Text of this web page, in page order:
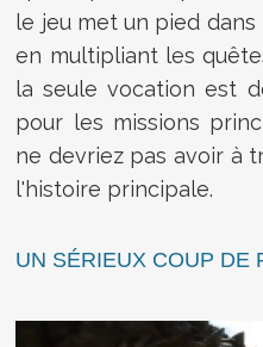
le jeu met un pied
en multipliant les
la seule vocation est
pour les missions
ne devriez pas avoir à
l'histoire principale.
UN SÉRIEUX COUP DE